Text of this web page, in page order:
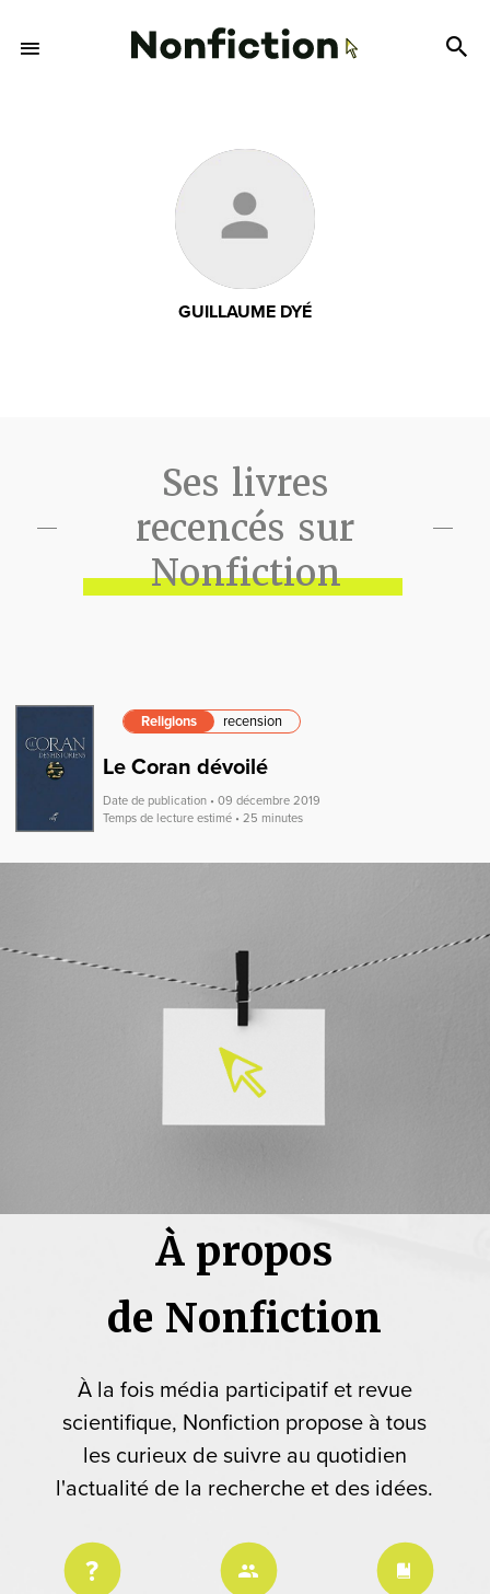
GUILLAUME DYÉ
Ses livres
recencés sur
Nonfiction
Religions recension
Le Coran dévoilé
Date de publication • 09 décembre 2019
Temps de lecture estimé • 25 minutes
À propos
de Nonfiction
À la fois média participatif et revue
scientifique, Nonfiction propose à tous
les curieux de suivre au quotidien
l'actualité de la recherche et des idées.